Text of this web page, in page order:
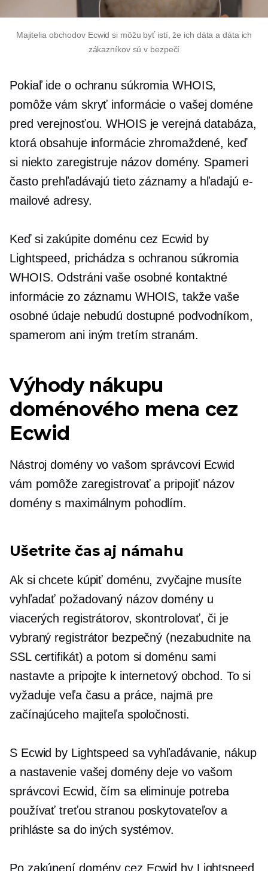
Majitelia obchodov Ecwid si môžu byť istí, že ich dáta a dáta ich
zákazníkov sú v bezpečí
Pokiaľ ide o ochranu súkromia WHOIS,
pomôže vám skryť informácie o vašej doméne
pred verejnosťou. WHOIS je verejná databáza,
ktorá obsahuje informácie zhromaždené, keď
si niekto zaregistruje názov domény. Spameri
často prehľadávajú tieto záznamy a hľadajú e-
mailové adresy.
Keď si zakúpite doménu cez Ecwid by
Lightspeed, prichádza s ochranou súkromia
WHOIS. Odstráni vaše osobné kontaktné
informácie zo záznamu WHOIS, takže vaše
osobné údaje nebudú dostupné podvodníkom,
spamerom ani iným tretím stranám.
Výhody nákupu
doménového mena cez
Ecwid
Nástroj domény vo vašom správcovi Ecwid
vám pomôže zaregistrovať a pripojiť názov
domény s maximálnym pohodlím.
Ušetrite čas aj námahu
Ak si chcete kúpiť doménu, zvyčajne musíte
vyhľadať požadovaný názov domény u
viacerých registrátorov, skontrolovať, či je
vybraný registrátor bezpečný (nezabudnite na
SSL certifikát) a potom si doménu sami
nastavte a pripojte k internetový obchod. To si
vyžaduje veľa času a práce, najmä pre
začínajúceho majiteľa spoločnosti.
S Ecwid by Lightspeed sa vyhľadávanie, nákup
a nastavenie vašej domény deje vo vašom
správcovi Ecwid, čím sa eliminuje potreba
používaťtreťou stranou poskytovateľov a
prihláste sa do iných systémov.
Po zakúpení domény cez Ecwid by Lightspeed,